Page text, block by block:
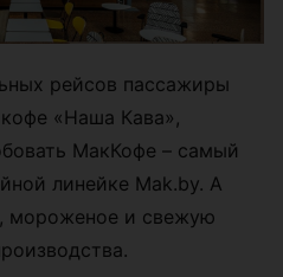
рейсов пассажиры
«Наша Кава»,
МакКофе – самый
линейке Mak.by. А
мороженое и свежую